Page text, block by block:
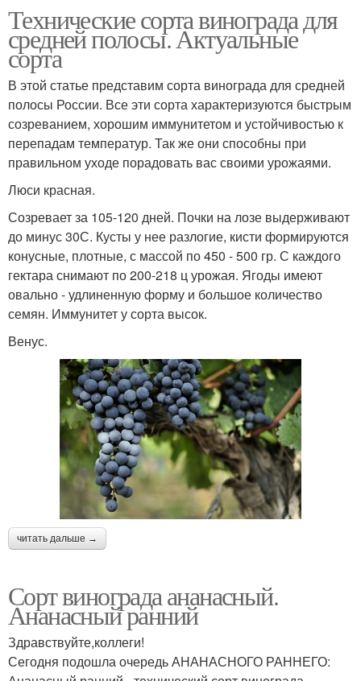
Технические сорта винограда для
средней полосы. Актуальные
сорта
В этой статье представим сорта винограда для средней
полосы России. Все эти сорта характеризуются быстрым
созреванием, хорошим иммунитетом и устойчивостью к
перепадам температур. Так же они способны при
правильном уходе порадовать вас своими урожаями.
Люси красная.
Созревает за 105-120 дней. Почки на лозе выдерживают
до минус 30С. Кусты у нее разлогие, кисти формируются
конусные, плотные, с массой по 450 - 500 гр. С каждого
гектара снимают по 200-218 ц урожая. Ягоды имеют
овально - удлиненную форму и большое количество
семян. Иммунитет у сорта высок.
Венус.
читать дальше →
Сорт винограда ананасный.
Ананасный ранний
Здравствуйте,коллеги!
Сегодня подошла очередь АНАНАСНОГО РАННЕГО: